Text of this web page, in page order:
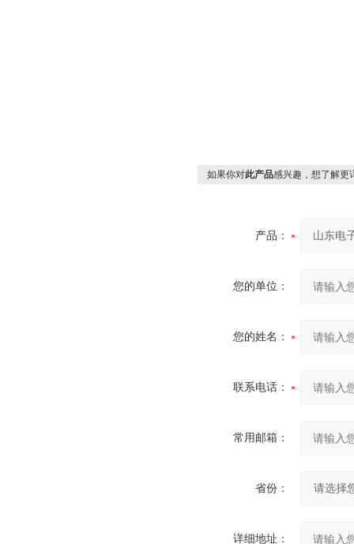
如果你对此产品感兴趣，想了解更
产品：
您的单位：
您的姓名：
联系电话：
常用邮箱：
省份：
详细地址：